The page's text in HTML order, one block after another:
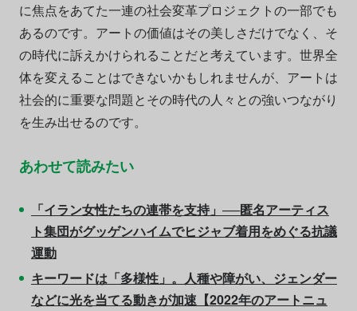
に焦点をあてた一連の社会変革プロジェクトの一部でも
あるのです。アートの価値はその美しさだけでなく、そ
の時代に訴えかけられることだと考えています。世界全
体を変えることはできないかもしれませんが、アートは
社会的に重要な問題とその時代の人々との強いつながり
を生み出せるのです。
あわせて読みたい
「イラン女性たちの連帯を支持」──匿名アーティス
ト集団がグッゲンハイムでヒジャブ着用をめぐる抗議
運動
キーワードは「多様性」。人種や障がい、ジェンダー
などに光を当てる動きが加速【2022年のアートニュ